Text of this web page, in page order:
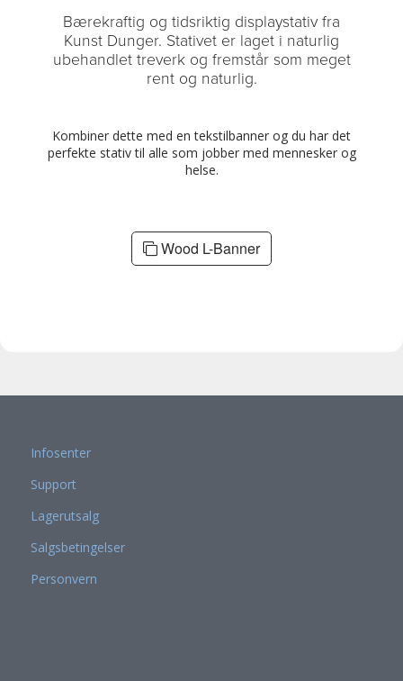
Bærekraftig og tidsriktig displaystativ fra
Kunst Dunger. Stativet er laget i naturlig
ubehandlet treverk og fremstår som meget
rent og naturlig.
Kombiner dette med en tekstilbanner og du har det
perfekte stativ til alle som jobber med mennesker og
helse.
Wood L-Banner
Infosenter
Support
Lagerutsalg
Salgsbetingelser
Personvern